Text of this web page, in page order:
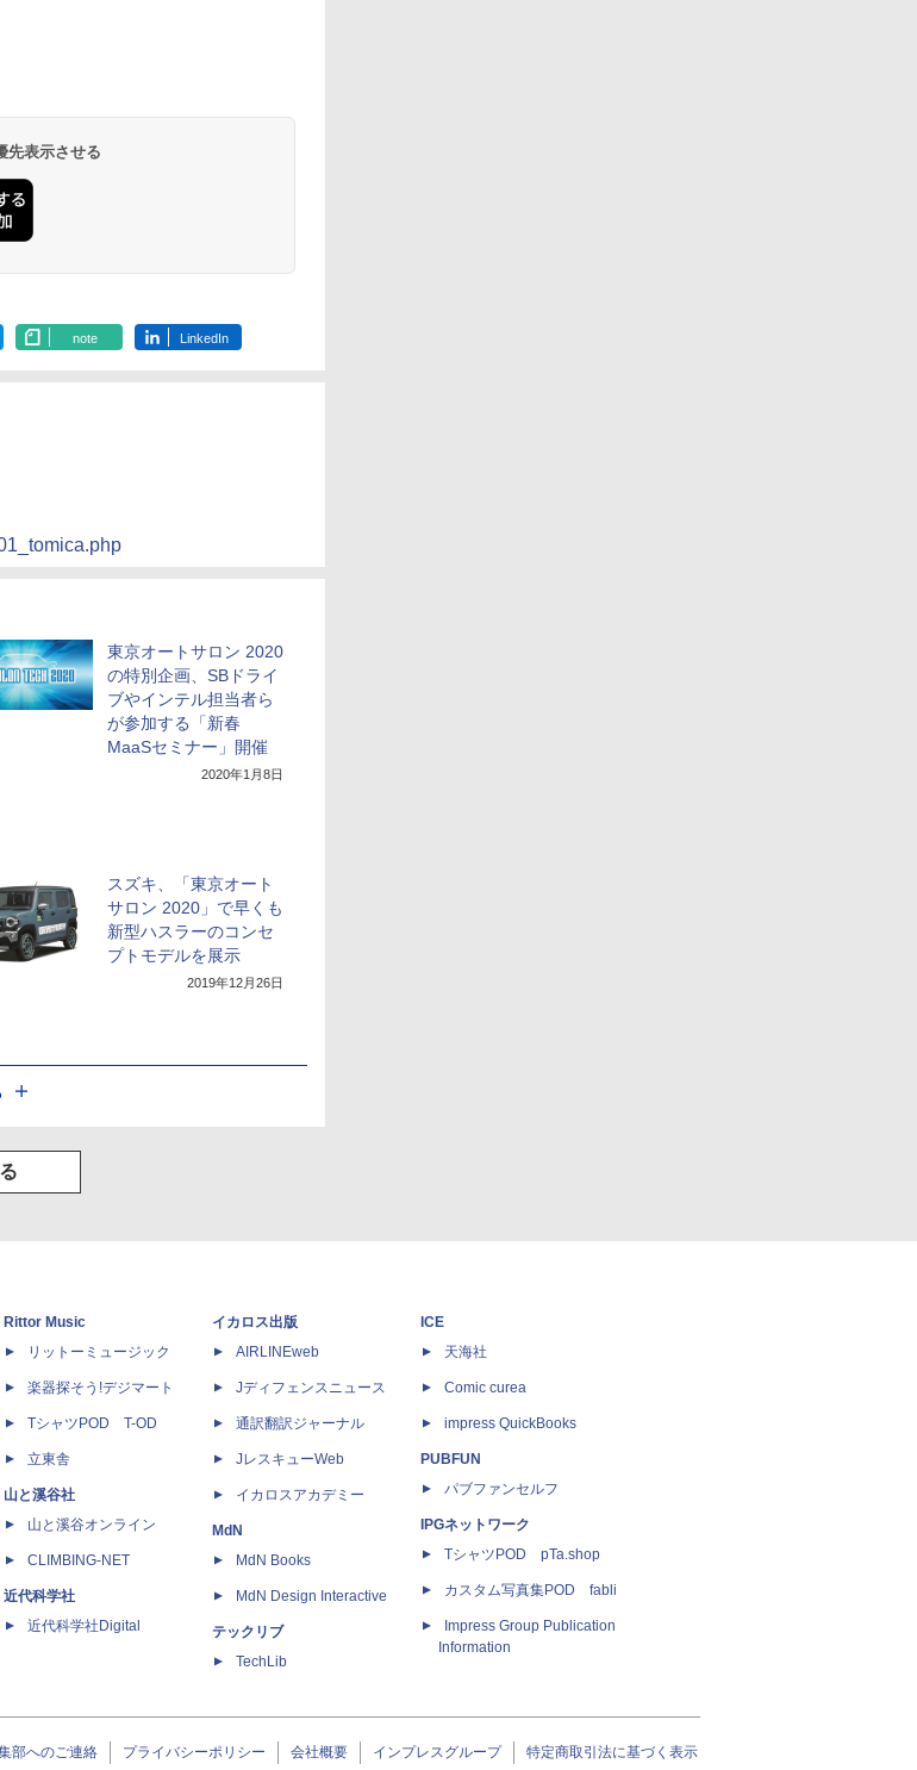
先表示させる
note LinkedIn
東京オートサロン 2020
の特別企画、SBドライ
ブやインテル担当者ら
が参加する「新春
MaaSセミナー」開催
2020年1月8日
スズキ、「東京オート
サロン 2020」で早くも
新型ハスラーのコンセ
プトモデルを展示
2019年12月26日
Rittor Music
リットーミュージック
楽器探そう!デジマート
TシャツPOD T-OD
立東舎
山と溪谷社
山と溪谷オンライン
CLIMBING-NET
近代科学社
近代科学社Digital
イカロス出版
AIRLINEweb
Jディフェンスニュース
通訳翻訳ジャーナル
JレスキューWeb
イカロスアカデミー
MdN
MdN Books
MdN Design Interactive
テックリブ
TechLib
ICE
天海社
Comic curea
impress QuickBooks
PUBFUN
パブファンセルフ
IPGネットワーク
TシャツPOD pTa.shop
カスタム写真集POD fabli
Impress Group Publication
Information
部へのご連絡 プライバシーポリシー 会社概要 インプレスグループ 特定商取引法に基づく表示